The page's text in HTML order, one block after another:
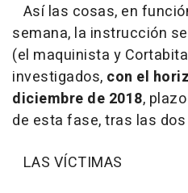
Así las cosas, en
semana, la instrucción
(el maquinista y
investigados, con el
diciembre de 2018,
de esta fase, tras las
LAS VÍCTIMAS